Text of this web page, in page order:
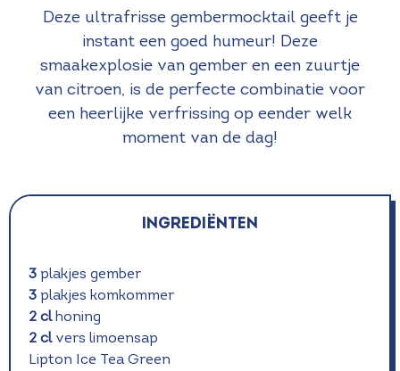
Deze ultrafrisse gembermocktail geeft je
instant een goed humeur! Deze
smaakexplosie van gember en een zuurtje
van citroen, is de perfecte combinatie voor
een heerlijke verfrissing op eender welk
moment van de dag!
INGREDIËNTEN
3 plakjes gember
3 plakjes komkommer
2 clhoning
2 cl vers limoensap
Lipton Ice Tea Green